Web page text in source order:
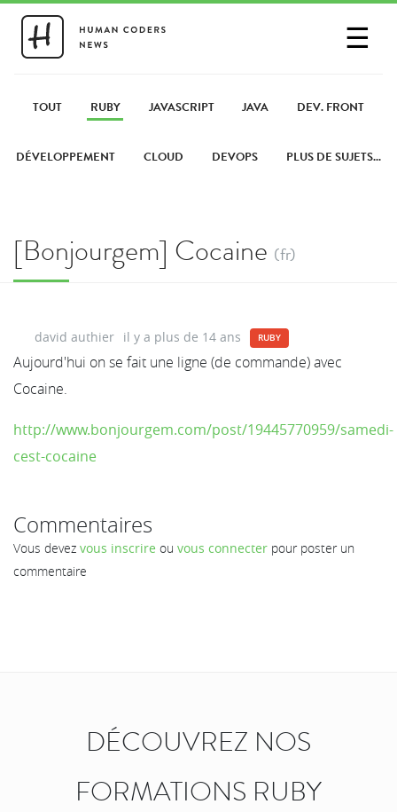
☰
PARTAGER UN LIEN
TOUT RUBY JAVASCRIPT JAVA DEV. FRONT
DÉVELOPPEMENT CLOUD DEVOPS PLUS DE SUJETS...
[Bonjourgem] Cocaine (fr)
david authier il y a plus de 14 ans RUBY
Aujourd'hui on se fait une ligne (de commande) avec
Cocaine.
http://www.bonjourgem.com/post/19445770959/samedi-
cest-cocaine
Commentaires
Vous devez vous inscrire ou vous connecter pour poster un
commentaire
DÉCOUVREZ NOS
FORMATIONS RUBY